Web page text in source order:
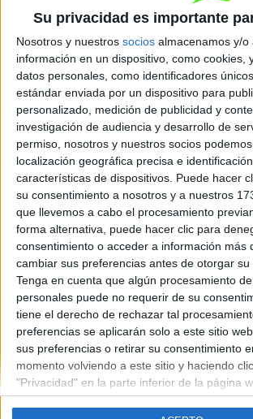
Su privacidad es importante
Nosotros y nuestros socios almacenamos y/o
información en un dispositivo, como cookies,
datos personales, como identificadores
estándar enviada por un dispositivo para
personalizado, medición de publicidad y
investigación de audiencia y desarrollo de
permiso, nosotros y nuestros socios
localización geográfica precisa e
características de dispositivos. Puede hacer
su consentimiento a nosotros y a nuestros
que llevemos a cabo el procesamiento
forma alternativa, puede hacer clic para
consentimiento o acceder a información más
cambiar sus preferencias antes de otorgar su
Tenga en cuenta que algún procesamiento
personales puede no requerir de su
tiene el derecho de rechazar tal
preferencias se aplicarán solo a este sitio
sus preferencias o retirar su consentimiento
momento volviendo a este sitio y haciendo
"Privacidad" en la parte inferior de la página
Contáctanos
Diego de León 47, 28006 Madrid
Phone:+34 91 593 2767
Email: info@forofp.es
Información legal
Aviso legal
Política de privacidad
Condiciones generales de contratación
Política de cookies